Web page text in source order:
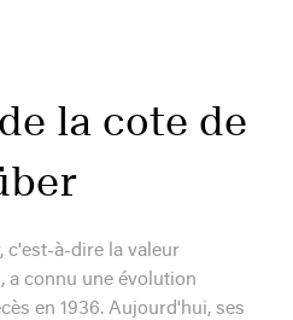
la cote de
c'est-à-dire la valeur
a connu une évolution
en 1936. Aujourd'hui, ses